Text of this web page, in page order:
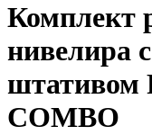
Комплект
нивелира
штативом
COMBO